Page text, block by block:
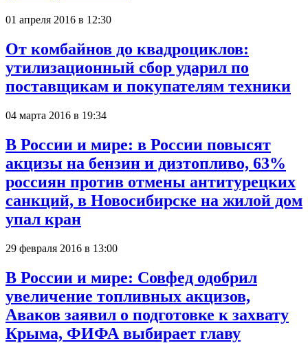
01 апреля 2016 в 12:30
От комбайнов до квадроциклов:
утилизационный сбор ударил по
поставщикам и покупателям техники
04 марта 2016 в 19:34
В России и мире: в России повысят
акцизы на бензин и дизтопливо, 63%
россиян против отмены антитурецких
санкций, в Новосибирске на жилой дом
упал кран
29 февраля 2016 в 13:00
В России и мире: Совфед одобрил
увеличение топливных акцизов,
Аваков заявил о подготовке к захвату
Крыма, ФИФА выбирает главу